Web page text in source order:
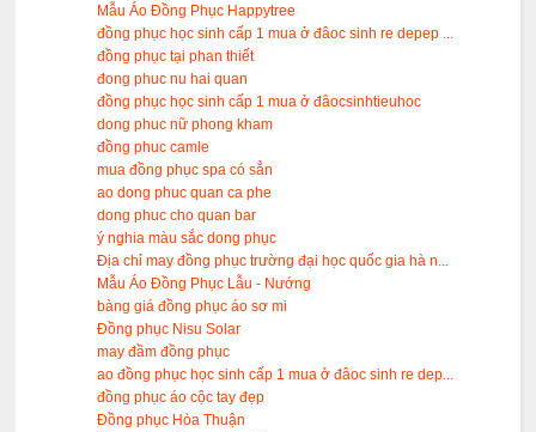
Mẫu Áo Đồng Phục Happytree
đồng phục học sinh cấp 1 mua ở đâoc sinh re depep ...
đồng phục tại phan thiết
đong phuc nu hai quan
đồng phục học sinh cấp 1 mua ở đâocsinhtieuhoc
dong phuc nữ phong kham
đồng phuc camle
mua đồng phục spa có sẳn
ao dong phuc quan ca phe
dong phuc cho quan bar
ý nghia màu sắc dong phục
Địa chỉ may đồng phục trường đại học quốc gia hà n...
Mẫu Áo Đồng Phục Lẫu - Nướng
bàng giá đồng phục áo sơ mi
Đồng phục Nisu Solar
may đầm đồng phục
ao đồng phục học sinh cấp 1 mua ở đâoc sinh re dep...
đồng phục áo cộc tay đẹp
Đồng phục Hòa Thuận